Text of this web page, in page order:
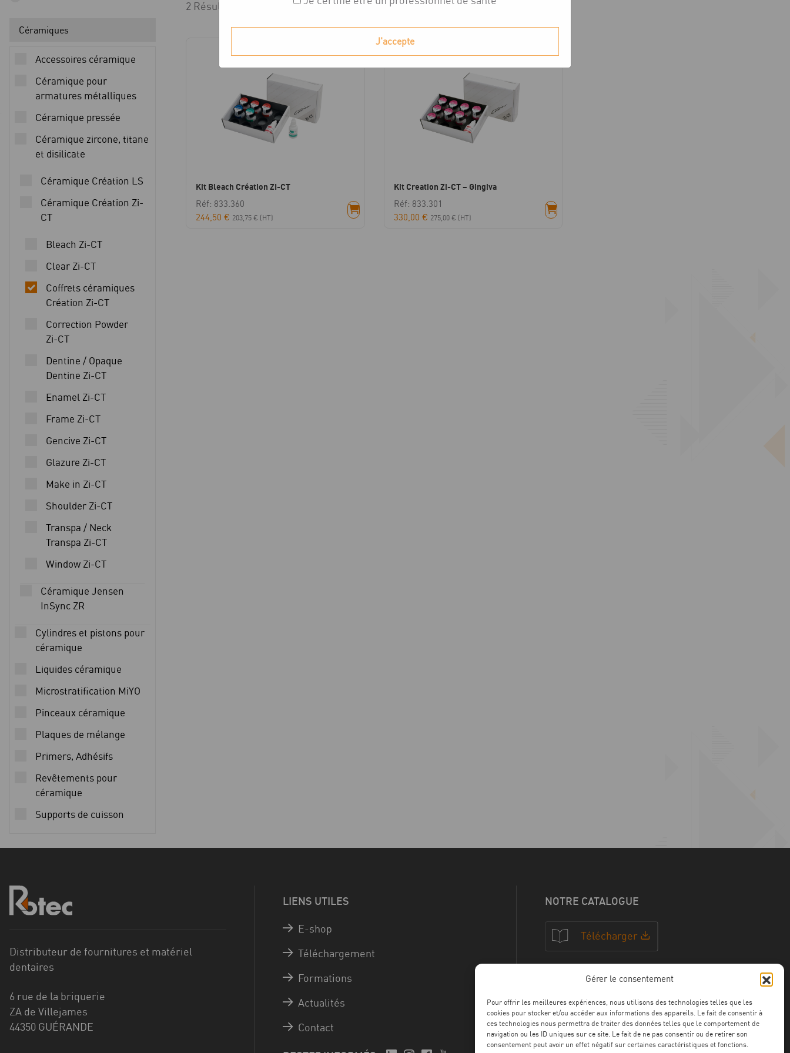
Gérer le consentement
Pour offrir les meilleures expériences, nous utilisons des technologies telles que les
cookies pour stocker et/ou accéder aux informations des appareils. Le fait de consentir à
ces technologies nous permettra de traiter des données telles que le comportement de
navigation ou les ID uniques sur ce site. Le fait de ne pas consentir ou de retirer son
consentement peut avoir un effet négatif sur certaines caractéristiques et fonctions.
Céramiques
Accessoires céramique
Céramique pour
armatures métalliques
Céramique pressée
Céramique zircone, titane
et disilicate
Céramique Création LS
Céramique Création Zi-
CT
Bleach Zi-CT
Clear Zi-CT
Coffrets céramiques
Création Zi-CT
Correction Powder
Zi-CT
Dentine / Opaque
Dentine Zi-CT
Enamel Zi-CT
Frame Zi-CT
Gencive Zi-CT
Glazure Zi-CT
Make in Zi-CT
Shoulder Zi-CT
Transpa / Neck
Transpa Zi-CT
Window Zi-CT
Céramique Jensen
InSync ZR
Cylindres et pistons pour
céramique
Liquides céramique
Microstratification MiYO
Pinceaux céramique
Plaques de mélange
Primers, Adhésifs
Revêtements pour
céramique
Supports de cuisson
2 Résultats affichés
Kit Bleach Création ZI-CT
Réf: 833.360
244,50 € 203,75 € (HT)
Kit Creation Zi-CT – Gingiva
Réf: 833.301
330,00 € 275,00 € (HT)
Distributeur de fournitures et matériel
dentaires
6 rue de la briquerie
ZA de Villejames
44350 GUÉRANDE
LIENS UTILES
E-shop
Téléchargement
Formations
Actualités
Contact
NOTRE CATALOGUE
Télécharger
NOS CERTFICATIONS
J'accepte